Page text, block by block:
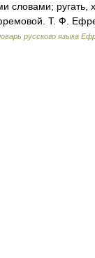
словами; ругать,
Т. Ф.
русского языка